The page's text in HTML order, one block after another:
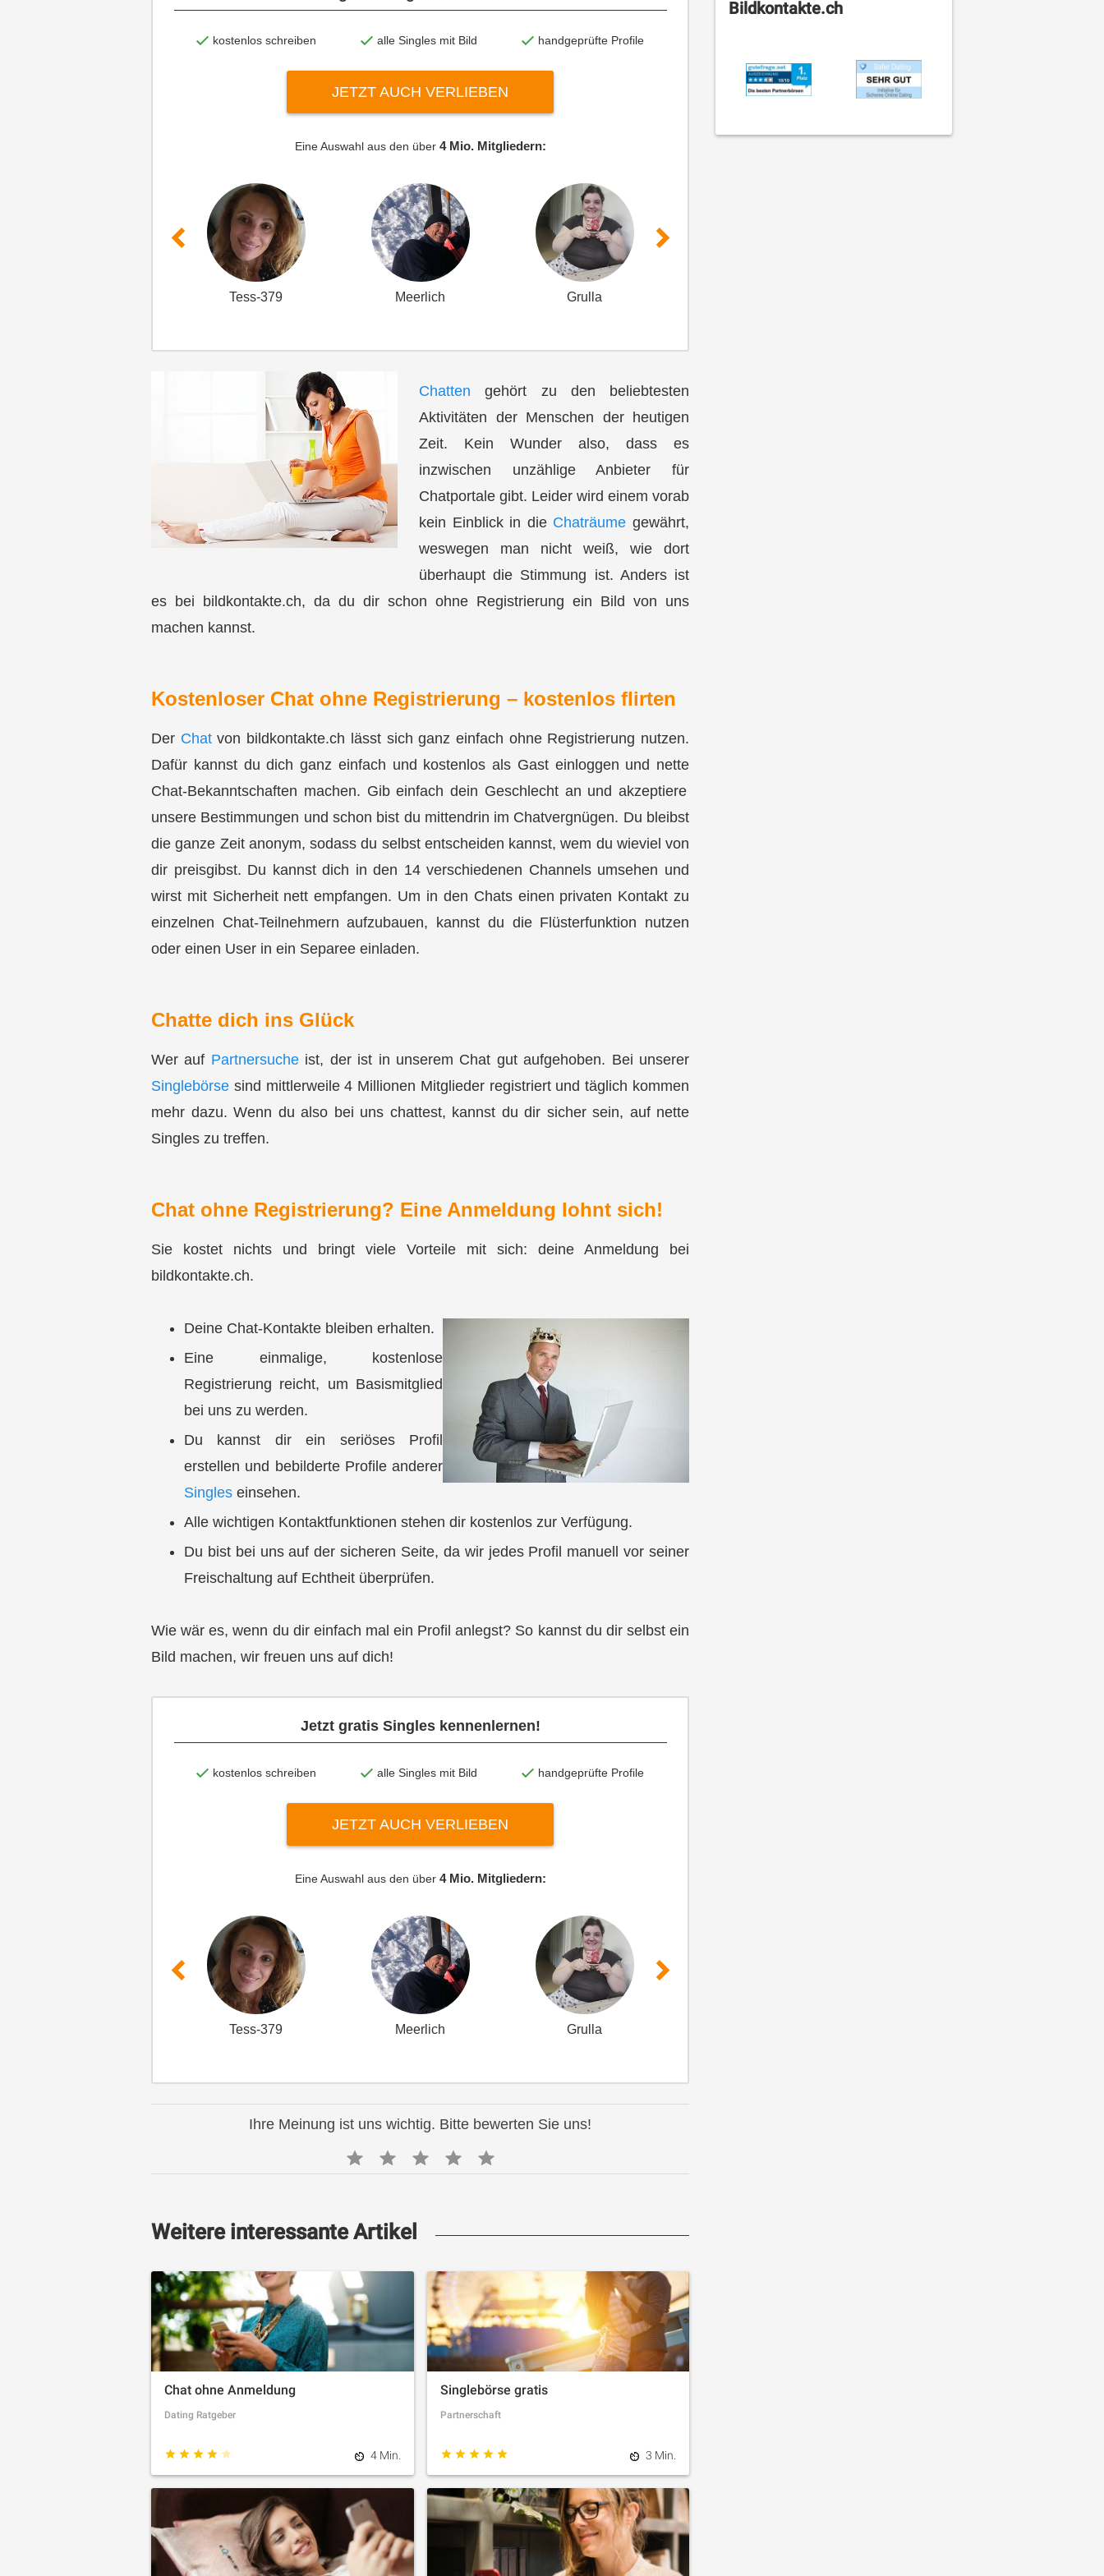
kostenlos schreiben alle Singles mit Bild handgeprüfte Profile
JETZT AUCH VERLIEBEN
Eine Auswahl aus den über 4 Mio. Mitgliedern:
Tess-379 Meerlich Grulla
Chatten gehört zu den beliebtesten
Aktivitäten der Menschen der heutigen
Zeit. Kein Wunder also, dass es
inzwischen unzählige Anbieter für
Chatportale gibt. Leider wird einem vorab
kein Einblick in die Chaträume gewährt,
weswegen man nicht weiß, wie dort
überhaupt die Stimmung ist. Anders ist
es bei bildkontakte.ch, da du dir schon ohne Registrierung ein Bild von uns
machen kannst.
Kostenloser Chat ohne Registrierung – kostenlos flirten
Der Chatvon bildkontakte.ch lässt sich ganz einfach ohne Registrierung nutzen.
Dafür kannst du dich ganz einfach und kostenlos als Gast einloggen und nette
Chat-Bekanntschaften machen. Gib einfach dein Geschlecht an und akzeptiere
unsere Bestimmungen und schon bist du mittendrin im Chatvergnügen. Du bleibst
die ganze Zeit anonym, sodass du selbst entscheiden kannst, wem du wieviel von
dir preisgibst. Du kannst dich in den 14 verschiedenen Channels umsehen und
wirst mit Sicherheit nett empfangen. Um in den Chats einen privaten Kontakt zu
einzelnen Chat-Teilnehmern aufzubauen, kannst du die Flüsterfunktion nutzen
oder einen User in ein Separee einladen.
Chatte dich ins Glück
Wer auf Partnersucheist, der ist in unserem Chat gut aufgehoben. Bei unserer
Singlebörse sind mittlerweile 4 Millionen Mitglieder registriert und täglich kommen
mehr dazu. Wenn du also bei uns chattest, kannst du dir sicher sein, auf nette
Singles zu treffen.
Chat ohne Registrierung? Eine Anmeldung lohnt sich!
Sie kostet nichts und bringt viele Vorteile mit sich: deine Anmeldung bei
bildkontakte.ch.
Deine Chat-Kontakte bleiben erhalten.
Eine einmalige, kostenlose
Registrierung reicht, um Basismitglied
bei uns zu werden.
Du kannst dir ein seriöses Profil
erstellen und bebilderte Profile anderer
Singles einsehen.
Alle wichtigen Kontaktfunktionen stehen dir kostenlos zur Verfügung.
Du bist bei uns auf der sicheren Seite, da wir jedes Profil manuell vor seiner
Freischaltung auf Echtheit überprüfen.
Wie wär es, wenn du dir einfach mal ein Profil anlegst? So kannst du dir selbst ein
Bild machen, wir freuen uns auf dich!
Jetzt gratis Singles kennenlernen!
kostenlos schreiben alle Singles mit Bild handgeprüfte Profile
JETZT AUCH VERLIEBEN
Eine Auswahl aus den über 4 Mio. Mitgliedern:
Tess-379 Meerlich Grulla
Ihre Meinung ist uns wichtig. Bitte bewerten Sie uns!
Bildkontakte.ch
Weitere interessante Artikel
Chat ohne Anmeldung
Dating Ratgeber
4 Min.
Singlebörse gratis
Partnerschaft
3 Min.
check